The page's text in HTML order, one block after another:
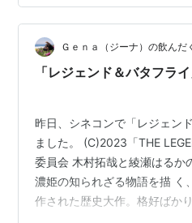
弘氏 1981年のおんな太閤記
は忘れてしまいましたが、本
に残っている信長です。 渡哲
親しみを感じた信長でした…
Ｇｅｎａ（ジーナ）の飲んだ
「レジェンド＆バタフライ
昨日、シネコンで「レジェン
ました。 (C)2023「THE
委員会 木村拓哉と綾瀬はるか
濃姫の知られざる物語を描 く
作された歴史大作。格好ばか